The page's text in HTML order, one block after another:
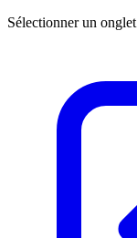
Sélectionner un onglet